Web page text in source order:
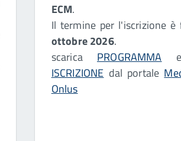
ECM.
Il termine per l'iscrizione è
ottobre 2026.
scarica PROGRAMMA
ISCRIZIONE dal portale
Onlus